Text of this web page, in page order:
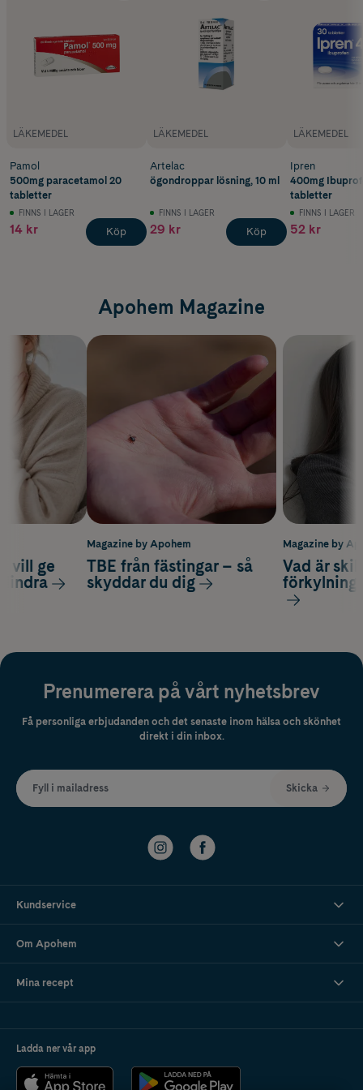
LÄKEMEDEL
Pamol
500mg paracetamol 20
tabletter
FINNS I LAGER
14 kr Köp
LÄKEMEDEL
Artelac
ögondroppar lösning, 10 ml
FINNS I LAGER
29 kr Köp
LÄKEMEDEL
Ipren
400mg
tabletter
FINNS I LAGER
52 kr
Apohem Magazine
Magazine by
Vad är
förkylning
vill ge
lindra
Magazine by Apohem
TBE från fästingar – så
skyddar du dig
Prenumerera på vårt nyhetsbrev
Få personliga erbjudanden och det senaste inom hälsa och skönhet
direkt i din inbox.
Fyll i mailadress Skicka
Kundservice
Om Apohem
Mina recept
Ladda ner vår app